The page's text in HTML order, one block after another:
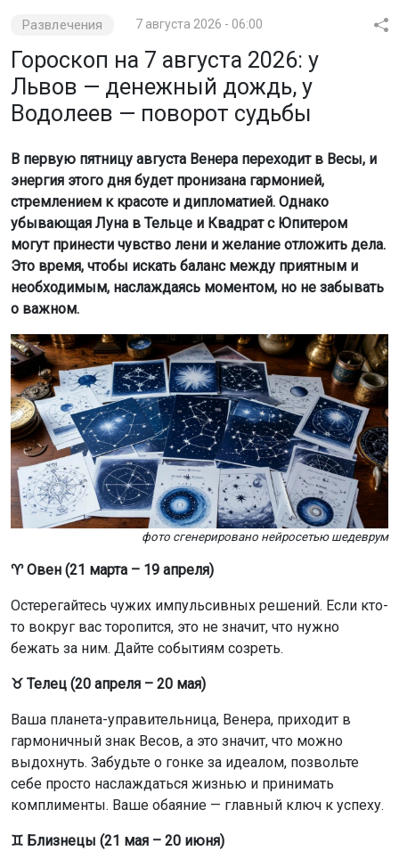
Развлечения 7 августа 2026 - 06:00
Гороскоп на 7 августа 2026: у
Львов — денежный дождь, у
Водолеев — поворот судьбы
В первую пятницу августа Венера переходит в Весы, и
энергия этого дня будет пронизана гармонией,
стремлением к красоте и дипломатией. Однако
убывающая Луна в Тельце и Квадрат с Юпитером
могут принести чувство лени и желание отложить дела.
Это время, чтобы искать баланс между приятным и
необходимым, наслаждаясь моментом, но не забывать
о важном.
фото сгенерировано нейросетью шедеврум
♈ Овен (21 марта – 19 апреля)
Остерегайтесь чужих импульсивных решений. Если кто-
то вокруг вас торопится, это не значит, что нужно
бежать за ним. Дайте событиям созреть.
♉ Телец (20 апреля – 20 мая)
Ваша планета-управительница, Венера, приходит в
гармоничный знак Весов, а это значит, что можно
выдохнуть. Забудьте о гонке за идеалом, позвольте
себе просто наслаждаться жизнью и принимать
комплименты. Ваше обаяние — главный ключ к успеху.
♊ Близнецы (21 мая – 20 июня)